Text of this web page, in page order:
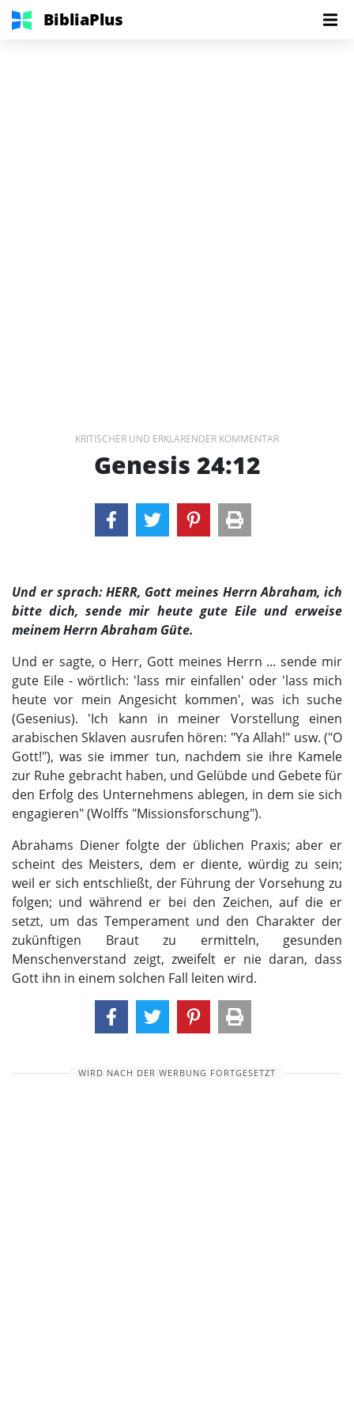
BibliaPlus
KRITISCHER UND ERKLÄRENDER KOMMENTAR
Genesis 24:12
Und er sprach: HERR, Gott meines Herrn Abraham, ich
bitte dich, sende mir heute gute Eile und erweise
meinem Herrn Abraham Güte.
Und er sagte, o Herr, Gott meines Herrn ... sende mir
gute Eile - wörtlich: 'lass mir einfallen' oder 'lass mich
heute vor mein Angesicht kommen', was ich suche
(Gesenius). 'Ich kann in meiner Vorstellung einen
arabischen Sklaven ausrufen hören: "Ya Allah!" usw. ("O
Gott!"), was sie immer tun, nachdem sie ihre Kamele
zur Ruhe gebracht haben, und Gelübde und Gebete für
den Erfolg des Unternehmens ablegen, in dem sie sich
engagieren" (Wolffs "Missionsforschung").
Abrahams Diener folgte der üblichen Praxis; aber er
scheint des Meisters, dem er diente, würdig zu sein;
weil er sich entschließt, der Führung der Vorsehung zu
folgen; und während er bei den Zeichen, auf die er
setzt, um das Temperament und den Charakter der
zukünftigen Braut zu ermitteln, gesunden
Menschenverstand zeigt, zweifelt er nie daran, dass
Gott ihn in einem solchen Fall leiten wird.
WIRD NACH DER WERBUNG FORTGESETZT